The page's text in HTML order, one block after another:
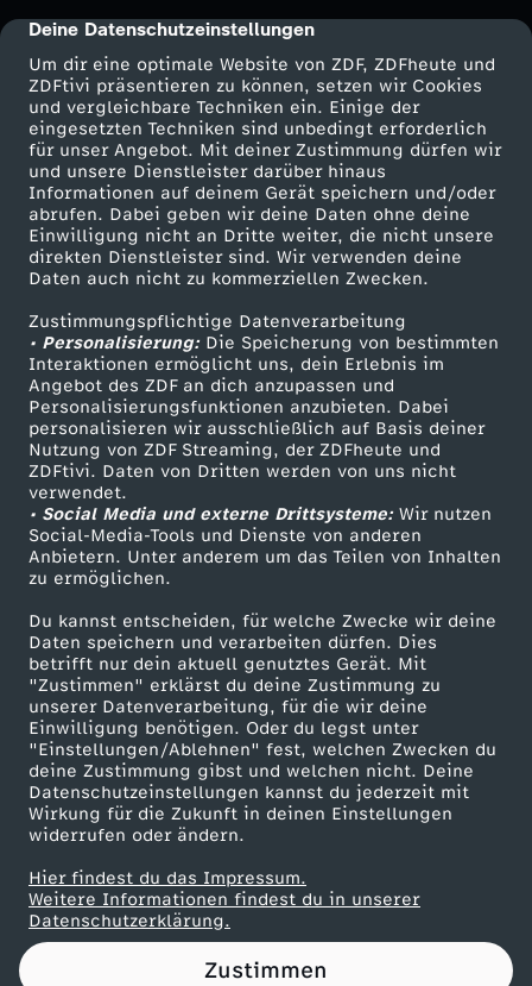
cmp-dialog-description
Deine Datenschutzeinstellungen
Um dir eine optimale Website von ZDF, ZDFheute und
ZDFtivi präsentieren zu können, setzen wir Cookies
und vergleichbare Techniken ein. Einige der
eingesetzten Techniken sind unbedingt erforderlich
für unser Angebot. Mit deiner Zustimmung dürfen wir
und unsere Dienstleister darüber hinaus
Informationen auf deinem Gerät speichern und/oder
abrufen. Dabei geben wir deine Daten ohne deine
Einwilligung nicht an Dritte weiter, die nicht unsere
direkten Dienstleister sind. Wir verwenden deine
Daten auch nicht zu kommerziellen Zwecken.
Zustimmungspflichtige Datenverarbeitung
• Personalisierung:Die Speicherung von bestimmten
Interaktionen ermöglicht uns, dein Erlebnis im
Angebot des ZDF an dich anzupassen und
Personalisierungsfunktionen anzubieten. Dabei
personalisieren wir ausschließlich auf Basis deiner
Nutzung von ZDF Streaming, der ZDFheute und
ZDFtivi. Daten von Dritten werden von uns nicht
verwendet.
• Social Media und externe Drittsysteme:Wir nutzen
Social-Media-Tools und Dienste von anderen
Anbietern. Unter anderem um das Teilen von Inhalten
zu ermöglichen.
Du kannst entscheiden, für welche Zwecke wir deine
Daten speichern und verarbeiten dürfen. Dies
betrifft nur dein aktuell genutztes Gerät. Mit
"Zustimmen" erklärst du deine Zustimmung zu
unserer Datenverarbeitung, für die wir deine
Einwilligung benötigen. Oder du legst unter
"Einstellungen/Ablehnen" fest, welchen Zwecken du
deine Zustimmung gibst und welchen nicht. Deine
Datenschutzeinstellungen kannst du jederzeit mit
Wirkung für die Zukunft in deinen Einstellungen
widerrufen oder ändern.
Hier findest du das Impressum.
Weitere Informationen findest du in unserer
Datenschutzerklärung.
Zustimmen
c
h
e
n
a
c
h
G
e
r
e
c
h
t
i
g
k
Mehr ZDF
ZDF-Apps
Smart TV
ZDFtext
Livestreams
Sendungen A-Z
TV-Programm
Service
ZDFmitreden
Kontakt zum ZDF
Tickets
Zuschauerservice
Hilfe
ZDF Unternehmen
Karriere
ZDF goes Schule
Werbefernsehen
Mainzelmännchen
Partner